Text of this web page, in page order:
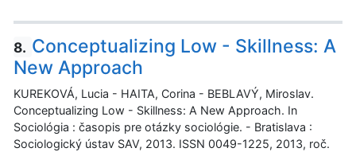
8. Conceptualizing Low - Skillness: A
New Approach
KUREKOVÁ, Lucia - HAITA, Corina - BEBLAVÝ, Miroslav.
Conceptualizing Low - Skillness: A New Approach. In
Sociológia : časopis pre otázky sociológie. - Bratislava :
Sociologický ústav SAV, 2013. ISSN 0049-1225, 2013, roč.